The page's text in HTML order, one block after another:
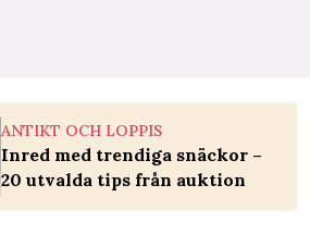
ANTIKT OCH LOPPIS
Inred med trendiga snäckor –
20 utvalda tips från auktion